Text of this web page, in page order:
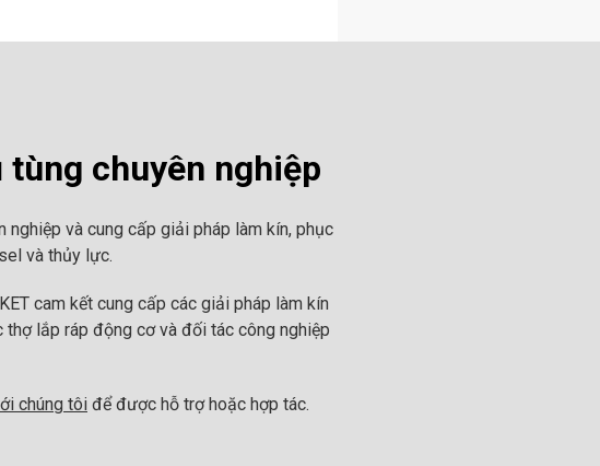
tùng chuyên nghiệp
và cung cấp giải pháp làm kín, phục
và thủy lực.
cam kết cung cấp các giải pháp làm kín
thợ lắp ráp động cơ và đối tác công nghiệp
chúng tôi để được hỗ trợ hoặc hợp tác.